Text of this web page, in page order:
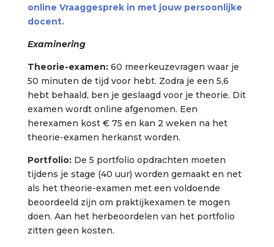
online Vraaggesprek in met jouw persoonlijke
docent.
Examinering
Theorie-examen:60 meerkeuzevragen waar je
50 minuten de tijd voor hebt. Zodra je een 5,6
hebt behaald, ben je geslaagd voor je theorie. Dit
examen wordt online afgenomen. Een
herexamen kost € 75 en kan 2 weken na het
theorie-examen herkanst worden.
Portfolio:De 5 portfolio opdrachten moeten
tijdens je stage (40 uur) worden gemaakt en net
als het theorie-examen met een voldoende
beoordeeld zijn om praktijkexamen te mogen
doen. Aan het herbeoordelen van het portfolio
zitten geen kosten.